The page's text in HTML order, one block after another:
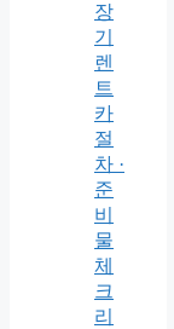
장
기
렌
트
카
절
차 ·
준
비
물
체
크
리